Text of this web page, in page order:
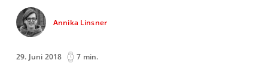
Annika Linsner
29. Juni 2018 7 min.